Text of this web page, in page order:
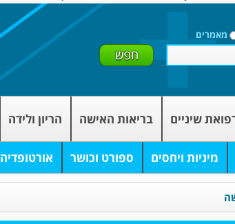
מאמרים
שיניים בריאות האישה הריון ולידה
מיניות ויחסים ספורט וכושר אורטופדיה